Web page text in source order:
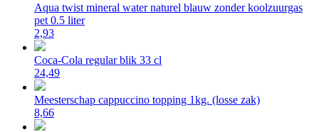
Aqua twist mineral water naturel blauw zonder koolzuurgas
pet 0.5 liter
2,93
Coca-Cola regular blik 33 cl
24,49
Meesterschap cappuccino topping 1kg. (losse zak)
8,66